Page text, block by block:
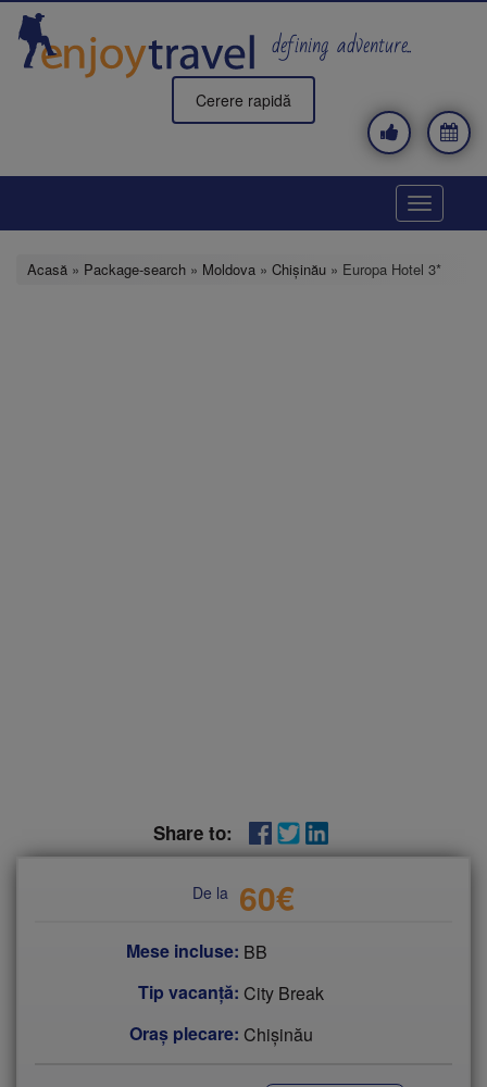
Mergi
conţinutul
principal
defining adventure..
Cerere rapidă
Toggle
Acasă » Package-search » Moldova » Chişinău » Europa Hotel 3*
Share to:
De la 60€
Mese incluse: BB
Tip vacanţă: City Break
Oraș plecare: Chişinău